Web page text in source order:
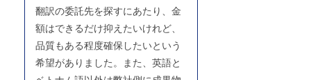
翻訳の委託先を探すにあたり、金
額はできるだけ抑えたいけれど、
品質もある程度確保したいという
希望がありました。また、英語と